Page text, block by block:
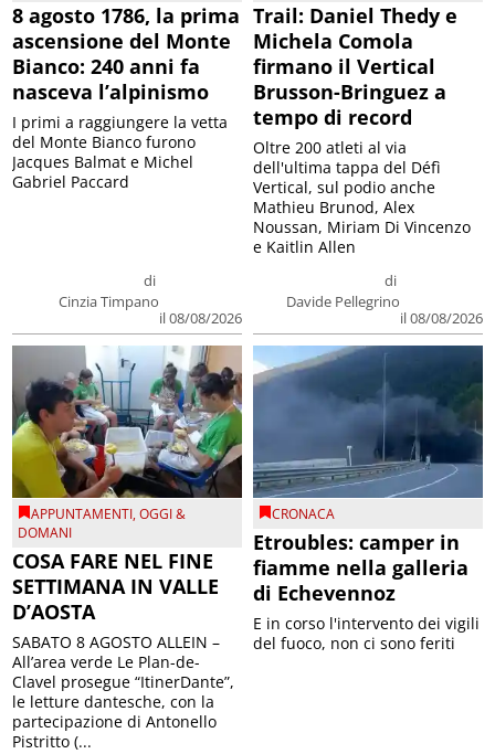
8 agosto 1786, la prima
ascensione del Monte
Bianco: 240 anni fa
nasceva l’alpinismo
di
Cinzia Timpano
il 08/08/2026
I primi a raggiungere la vetta
del Monte Bianco furono
Jacques Balmat e Michel
Gabriel Paccard
Trail: Daniel Thedy e
Michela Comola
firmano il Vertical
Brusson-Bringuez a
tempo di record
di
Davide Pellegrino
il 08/08/2026
Oltre 200 atleti al via
dell'ultima tappa del Défì
Vertical, sul podio anche
Mathieu Brunod, Alex
Noussan, Miriam Di Vincenzo
e Kaitlin Allen
APPUNTAMENTI,OGGI &
DOMANI
COSA FARE NEL FINE
SETTIMANA IN VALLE
D’AOSTA
SABATO 8 AGOSTO ALLEIN –
All’area verde Le Plan-de-
Clavel prosegue “ItinerDante”,
le letture dantesche, con la
partecipazione di Antonello
Pistritto (...
CRONACA
Etroubles: camper in
fiamme nella galleria
di Echevennoz
E in corso l'intervento dei vigili
del fuoco, non ci sono feriti